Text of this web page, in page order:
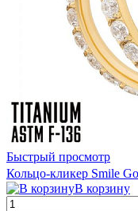
Быстрый просмотр
Кольцо-кликер Smile
В корзину